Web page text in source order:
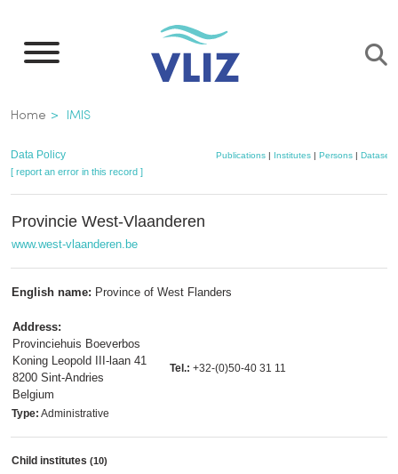
main
Breadcrumb
Home IMIS
Data Policy Publications | Institutes | Persons | Datasets
[ report an error in this record ]
Provincie West-Vlaanderen
www.west-vlaanderen.be
English name: Province of West Flanders
Address:
Provinciehuis Boeverbos
Koning Leopold III-laan 41
8200 Sint-Andries
Belgium
Tel.: +32-(0)50-40 31 11
Type: Administrative
Child institutes (10)